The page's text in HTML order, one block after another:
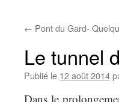
← Pont du Gard-
Le tunnel
Publié le 12 août 2014
Dans le